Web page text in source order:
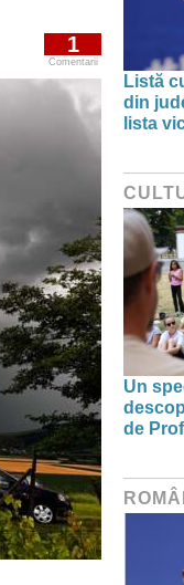
1
Comentarii
Listă
din
lista
Un
de